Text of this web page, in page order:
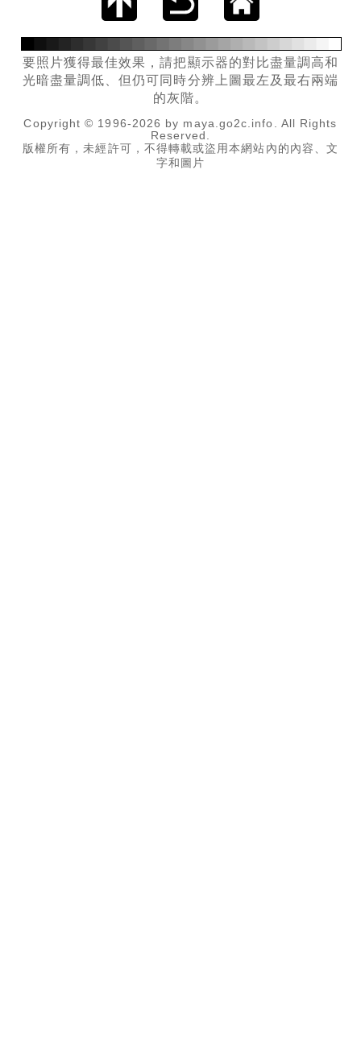
要照片獲得最佳效果，請把顯示器的對比盡量調高和
光暗盡量調低、但仍可同時分辨上圖最左及最右兩端
的灰階。
Copyright © 1996-2026 by maya.go2c.info. All Rights
Reserved.
版權所有，未經許可，不得轉載或盜用本網站內的內容、文
字和圖片